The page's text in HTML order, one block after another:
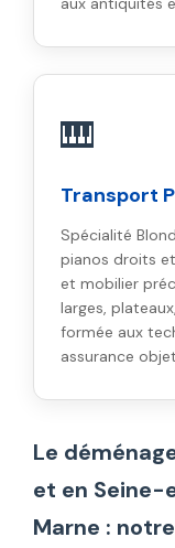
🎹
Transport
Spécialité
pianos droits
et mobilier
larges,
formée aux
assurance
Le
et en
Marne :